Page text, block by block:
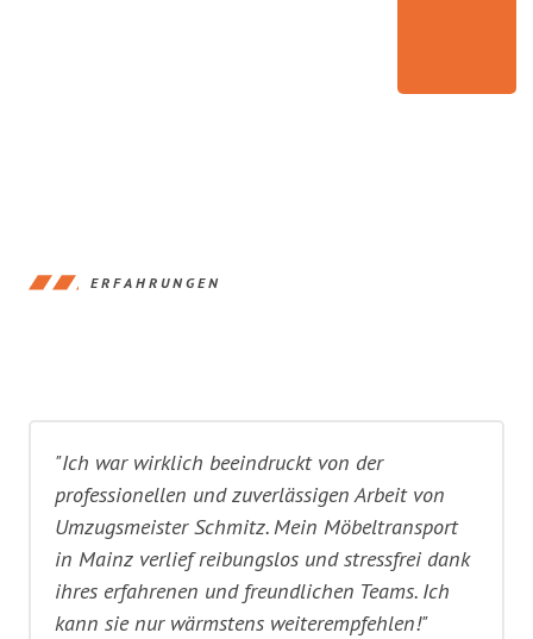
ERFAHRUNGEN
"Ich war wirklich beeindruckt von der
professionellen und zuverlässigen Arbeit von
Umzugsmeister Schmitz. Mein Möbeltransport
in Mainz verlief reibungslos und stressfrei dank
ihres erfahrenen und freundlichen Teams. Ich
kann sie nur wärmstens weiterempfehlen!"